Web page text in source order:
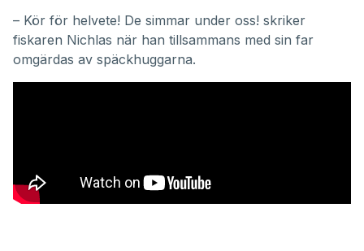
– Kör för helvete! De simmar under oss! skriker
fiskaren Nichlas när han tillsammans med sin far
omgärdas av späckhuggarna.